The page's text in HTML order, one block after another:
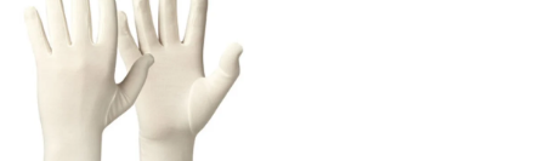
Anbefaling
Som anbefalt av Norges Astma- og Allergiforbund er disse
hanskene særlig egnet for personer med:
Eksem